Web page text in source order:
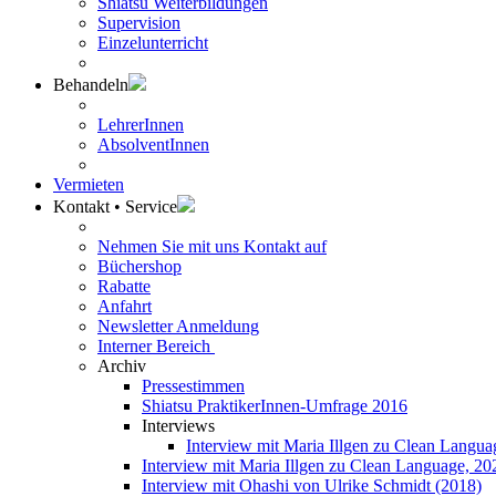
Supervision
Einzelunterricht
Behandeln
LehrerInnen
AbsolventInnen
Vermieten
Kontakt • Service
Nehmen Sie mit uns Kontakt auf
Büchershop
Rabatte
Anfahrt
Newsletter Anmeldung
Interner Bereich
Archiv
Pressestimmen
Shiatsu PraktikerInnen-Umfrage 2016
Interviews
Interview mit Maria Illgen zu Clean
Interview mit Maria Illgen zu Clean Language,
Interview mit Ohashi von Ulrike Schmidt (2018)